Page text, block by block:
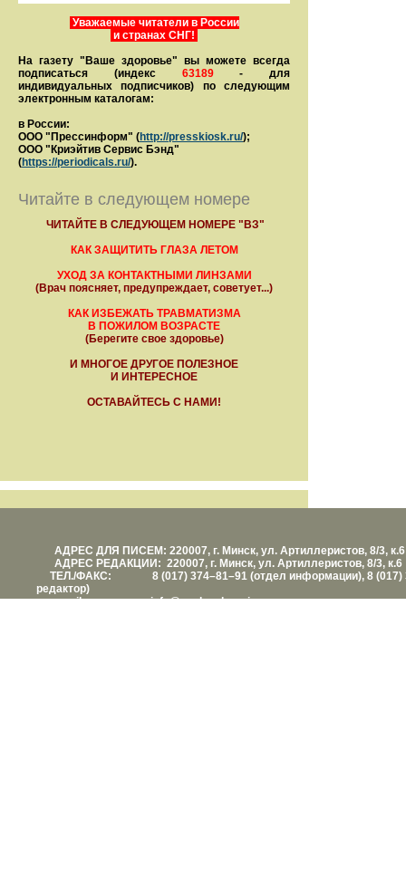
Уважаемые читатели в России
и странах СНГ!
На газету "Ваше здоровье" вы можете всегда
подписаться (индекс 63189- для
индивидуальных подписчиков) по следующим
электронным каталогам:
в России:
ООО "Прессинформ" (http://presskiosk.ru/);
ООО "Криэйтив Сервис Бэнд"
(https://periodicals.ru/).
Читайте в следующем номере
ЧИТАЙТЕ В СЛЕДУЮЩЕМ НОМЕРЕ "ВЗ"
КАК ЗАЩИТИТЬ ГЛАЗА ЛЕТОМ
УХОД ЗА КОНТАКТНЫМИ ЛИНЗАМИ
(Врач поясняет, предупреждает, советует...)
КАК ИЗБЕЖАТЬ ТРАВМАТИЗМА
В ПОЖИЛОМ ВОЗРАСТЕ
(Берегите свое здоровье)
И МНОГОЕ ДРУГОЕ ПОЛЕЗНОЕ
И ИНТЕРЕСНОЕ
ОСТАВАЙТЕСЬ С НАМИ!
АДРЕС ДЛЯ ПИСЕМ: 220007, г. Минск, ул. Артиллеристов, 8/3, к.6
АДРЕС РЕДАКЦИИ: 220007, г. Минск, ул. Артиллеристов, 8/3, к.6
ТЕЛ./ФАКС: 8 (017) 374–81–91 (отдел информации), 8 (017)
редактор)
е-mail: info@vashezdorovie.com